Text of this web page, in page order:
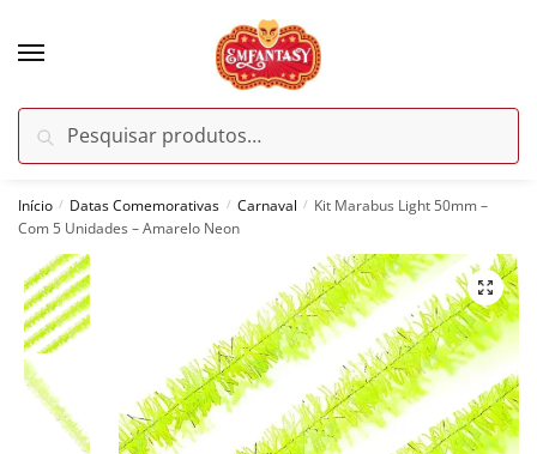
por:
Pesquisar
Início / Datas Comemorativas / Carnaval / Kit Marabus Light 50mm –
Com 5 Unidades – Amarelo Neon